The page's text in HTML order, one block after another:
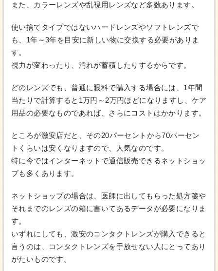
また、カラーレンズや乱視用レンズなど多数あります。
使い捨てタイプではないハードレンズやソフトレンズで
も、1年～3年を目安に新しい物に交換する必要がありま
す。
視力が変わったり、汚れが蓄積したりするからです。
どのレンズでも、普通に眼科で購入する場合には、1年間
当たりで計算すると1万円～2万円ほどになりますし、ケア
用品の必要なものであれば、さらにコストはかかります。
ところが激安店だと、その20パーセントから70パーセン
トくらいは安くなりますので、人気なのです。
特に今ではインターネットで通信販売できるネットショッ
プも多くあります。
ネットショップの場合は、医師に出してもらった処方箋や
それまでのレンズの箱に書いてあるデータが必要になりま
す。
いずれにしても、激安のコンタクトレンズが購入できると
言うのは、コンタクトレンズを手放せない人にとってあり
がたいものです。